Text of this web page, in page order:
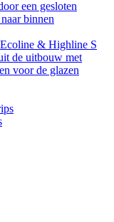
& Highline S